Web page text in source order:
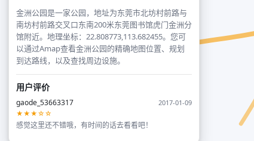
金洲公园是一家公园，地址为东莞市北坊村前路与
南坊村前路交叉口东南200米东莞图书馆虎门金洲分
馆附近。地理坐标：22.808773,113.682455。您可
以通过Amap查看金洲公园的精确地图位置、规划
到达路线，以及查找周边设施。
用户评价
gaode_53663317
2017-01-09
★★★☆☆
感觉这里还不错哦，有时间的话去看看吧！